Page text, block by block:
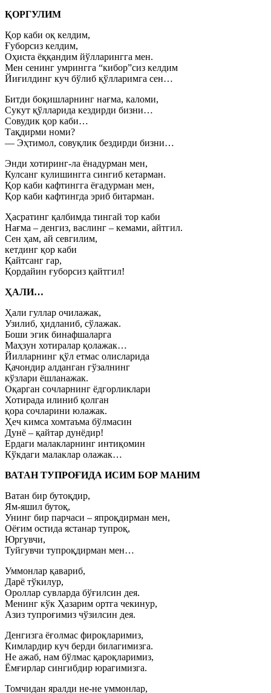
ҚОРГУЛИМ
Қор каби оқ келдим,
Ғуборсиз келдим,
Оҳиста ёққандим йўлларингга мен.
Мен сенинг умрингга “кибор”сиз келдим
Йиғилдинг куч бўлиб қўлларимга сен…
Битди боқишларнинг нағма, каломи,
Сукут қўлларида кездирди бизни…
Совудик қор каби…
Тақдирми номи?
— Эҳтимол, совуқлик бездирди бизни…
Энди хотиринг-ла ёнадурман мен,
Кулсанг кулишингга сингиб кетарман.
Қор каби кафтингга ёғадурман мен,
Қор каби кафтингда эриб битарман.
Ҳасратинг қалбимда тингай тор каби
Нағма – денгиз, васлинг – кемами, айтгил.
Сен ҳам, ай севгилим,
кетдинг қор каби
Қайтсанг гар,
Қордайин ғуборсиз қайтгил!
ҲАЛИ…
Ҳали гуллар очилажак,
Узилиб, ҳидланиб, сўлажак.
Боши эгик бинафшаларга
Маҳзун хотиралар қолажак…
Йилларнинг қўл етмас олисларида
Қачондир алданган гўзалнинг
кўзлари ёшланажак.
Оқарган сочларнинг ёдгорликлари
Хотирада илиниб қолган
қора сочларини юлажак.
Ҳеч кимса хомтаъма бўлмасин
Дунё – қайтар дунёдир!
Ердаги малакларнинг интиқомин
Кўкдаги малаклар олажак…
ВАТАН ТУПРОҒИДА ИСИМ БОР МАНИМ
Ватан бир бутоқдир,
Ям-яшил бутоқ,
Унинг бир парчаси – япроқдирман мен,
Оёғим остида ястанар тупроқ,
Юргувчи,
Туйгувчи тупроқдирман мен…
Уммонлар қавариб,
Дарё тўкилур,
Ороллар сувларда бўғилсин дея.
Менинг кўк Ҳазарим ортга чекинур,
Азиз тупроғимиз чўзилсин дея.
Денгизга ёғолмас фироқларимиз,
Кимлардир куч берди билагимизга.
Не ажаб, нам бўлмас қароқларимиз,
Ёмғирлар сингибдир юрагимизга.
Томчидан яралди не-не уммонлар,